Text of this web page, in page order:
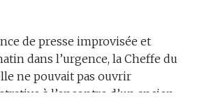
de presse improvisée et
dans l’urgence, la Cheffe du
ne pouvait pas ouvrir
à l’encontre d’un ancien